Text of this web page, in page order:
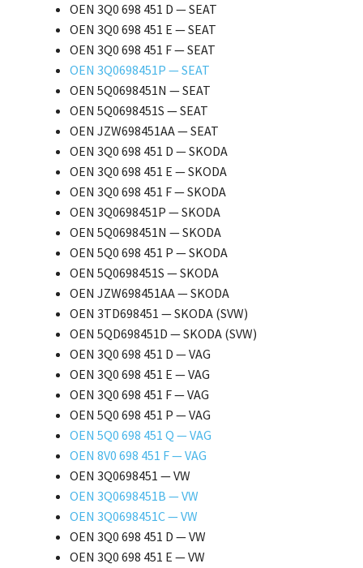
OEN 3Q0 698 451 D — SEAT
OEN 3Q0 698 451 E — SEAT
OEN 3Q0 698 451 F — SEAT
OEN 3Q0698451P — SEAT
OEN 5Q0698451N — SEAT
OEN 5Q0698451S — SEAT
OEN JZW698451AA — SEAT
OEN 3Q0 698 451 D — SKODA
OEN 3Q0 698 451 E — SKODA
OEN 3Q0 698 451 F — SKODA
OEN 3Q0698451P — SKODA
OEN 5Q0698451N — SKODA
OEN 5Q0 698 451 P — SKODA
OEN 5Q0698451S — SKODA
OEN JZW698451AA — SKODA
OEN 3TD698451 — SKODA (SVW)
OEN 5QD698451D — SKODA (SVW)
OEN 3Q0 698 451 D — VAG
OEN 3Q0 698 451 E — VAG
OEN 3Q0 698 451 F — VAG
OEN 5Q0 698 451 P — VAG
OEN 5Q0 698 451 Q — VAG
OEN 8V0 698 451 F — VAG
OEN 3Q0698451 — VW
OEN 3Q0698451B — VW
OEN 3Q0698451C — VW
OEN 3Q0 698 451 D — VW
OEN 3Q0 698 451 E — VW